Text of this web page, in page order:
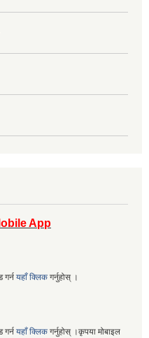
App
गर्न यहाँ क्लिक गर्नुहोस् ।
गर्न यहाँ क्लिक गर्नुहोस् ।कृपया मोबाइल